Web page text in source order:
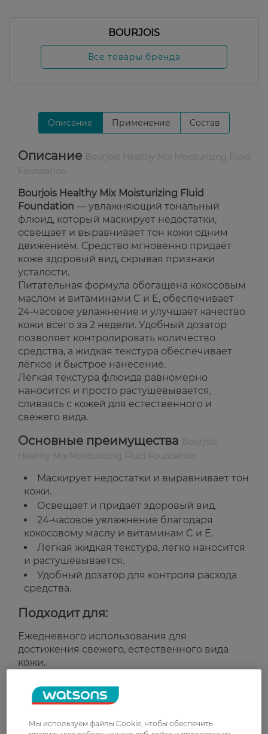
BOURJOIS
Все товары бренда
Описание Применение Состав
Описание
Bourjois Healthy Mix Moisturizing Fluid
Foundation — увлажняющий тональный
флюид, который маскирует недостатки,
освещает и выравнивает тон кожи одним
движением. Средство мгновенно придаёт
коже здоровый вид, скрывая признаки
усталости.
Питательная формула обогащена кокосовым
маслом и витаминами C и E, обеспечивает
24-часовое увлажнение и улучшает качество
кожи всего за 2 недели. Удобный дозатор
позволяет контролировать количество
средства, а жидкая текстура обеспечивает
лёгкое и быстрое нанесение.
Лёгкая текстура флюида равномерно
наносится и просто растушёвывается,
сливаясь с кожей для естественного и
свежего вида.
Основные преимущества
Маскирует недостатки и выравнивает тон
кожи.
Освещает и придаёт здоровый вид.
24-часовое увлажнение благодаря
кокосовому маслу и витаминам C и E.
Лёгкая жидкая текстура, легко наносится
и растушёвывается.
Удобный дозатор для контроля расхода
средства.
Подходит для:
Ежедневного использования для
достижения свежего, естественного вида
кожи.
хочет увлажнения и ровного тона.
Мы используем файлы Cookie, чтобы обеспечить